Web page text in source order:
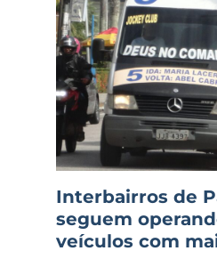
Interbairros de
seguem
veículos com